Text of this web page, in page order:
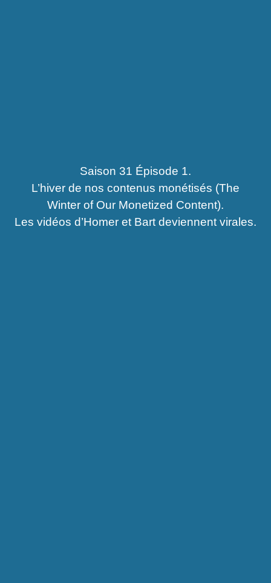
Saison 31 Épisode 1.
L’hiver de nos contenus monétisés (The
Winter of Our Monetized Content).
Les vidéos d’Homer et Bart deviennent virales.